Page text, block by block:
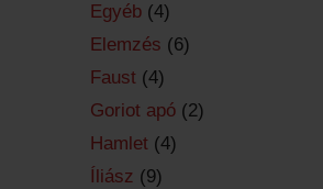
Egyéb (4)
Elemzés (6)
Faust (4)
Goriot apó (2)
Hamlet (4)
Íliász (9)